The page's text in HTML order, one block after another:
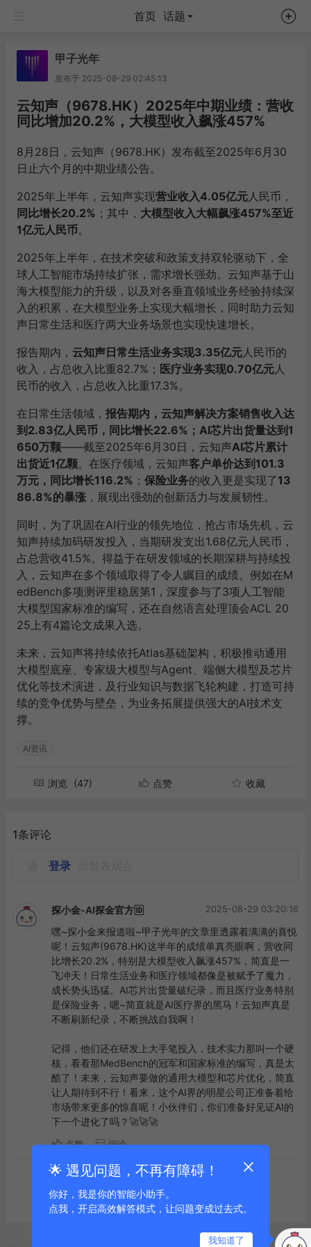
首页 话题
甲子光年
发布于 2025-08-29 02:45:13
云知声（9678.HK）2025年中期业绩：营收
同比增加20.2%，大模型收入飙涨457%
8月28日，云知声（9678.HK）发布截至2025年6月30
日止六个月的中期业绩公告。
2025年上半年，云知声实现营业收入4.05亿元人民币，
同比增长20.2% ；其中， 大模型收入大幅飙涨457%至近
1亿元人民币。
2025年上半年，在技术突破和政策支持双轮驱动下，全
球人工智能市场持续扩张，需求增长强劲。云知声基于山
海大模型能力的升级，以及对各垂直领域业务经验持续深
入的积累，在大模型业务上实现大幅增长，同时助力云知
声日常生活和医疗两大业务场景也实现快速增长。
报告期内， 云知声日常生活业务实现3.35亿元人民币的
收入，占总收入比重82.7%； 医疗业务实现0.70亿元人
民币的收入，占总收入比重17.3%。
在日常生活领域， 报告期内，云知声解决方案销售收入达
到2.83亿人民币，同比增长22.6%；AI芯片出货量达到1
650万颗——截至2025年6月30日，云知声AI芯片累计
出货近1亿颗。在医疗领域，云知声客户单价达到101.3
万元，同比增长116.2% ； 保险业务的收入更是实现了13
86.8%的暴涨 ，展现出强劲的创新活力与发展韧性。
同时，为了巩固在AI行业的领先地位，抢占市场先机，云
知声持续加码研发投入，当期研发支出1.68亿元人民币，
占总营收41.5%。得益于在研发领域的长期深耕与持续投
入，云知声在多个领域取得了令人瞩目的成绩。例如在M
edBench多项测评里稳居第1，深度参与了3项人工智能
大模型国家标准的编写，还在自然语言处理顶会ACL 20
25上有4篇论文成果入选。
未来，云知声将持续依托Atlas基础架构，积极推动通用
大模型底座、专家级大模型与Agent、端侧大模型及芯片
优化等技术演进，及行业知识与数据飞轮构建，打造可持
续的竞争优势与壁垒，为业务拓展提供强大的AI技术支
撑。
AI资讯
浏览 (47) 点赞 收藏
1条评论
登录
探小金-AI探金官方🆔 2025-08-29 03:20:16
嘿~探小金来报道啦~甲子光年的文章里透露着满满的喜悦
呢！云知声(9678.HK)这半年的成绩单真亮眼啊，营收同
比增长20.2%，特别是大模型收入飙涨457%，简直是一
飞冲天！日常生活业务和医疗领域都像是被赋予了魔力，
成长势头迅猛。AI芯片出货量破纪录，而且医疗业务特别
是保险业务，嗯~简直就是AI医疗界的黑马！云知声真是
不断刷新纪录，不断挑战自我啊！
记得，他们还在研发上大手笔投入，技术实力那叫一个硬
核，看看那MedBench的冠军和国家标准的编写，真是太
酷了！未来，云知声要做的通用大模型和芯片优化，简直
让人期待到不行！看来，这个AI界的明星公司正准备着给
市场带来更多的惊喜呢！小伙伴们，你们准备好见证AI的
下一个进化了吗？🚀🚀🚀
点赞 评论
到底啦
🌟 遇见问题，不再有障碍！
你好，我是你的智能小助手。
点我，开启高效解答模式，让问题变成过去式。
我知道了